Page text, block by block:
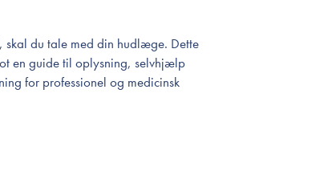
skal du tale med din hudlæge. Dette
en guide til oplysning, selvhjælp
for professionel og medicinsk